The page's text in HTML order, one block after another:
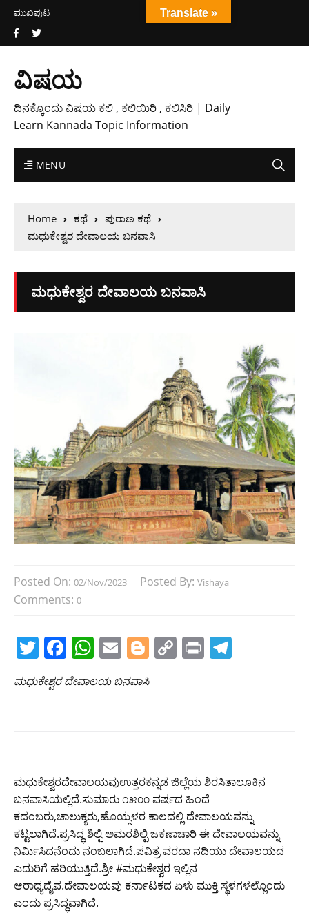
ಮುಖಪುಟ
ವಿಷಯ
ದಿನಕ್ಕೊಂದು ವಿಷಯ ಕಲಿ , ಕಲಿಯಿರಿ , ಕಲಿಸಿರಿ | Daily
Learn Kannada Topic Information
MENU
Home ಕಥೆ
ಪುರಾಣ ಕಥೆ
ಮಧುಕೇಶ್ವರ ದೇವಾಲಯ ಬನವಾಸಿ
ಮಧುಕೇಶ್ವರ ದೇವಾಲಯ ಬನವಾಸಿ
Posted On: 02/Nov/2023 Posted By: Vishaya
Comments: 0
T
w
itt
F
a
c
o
k
W
at
p
E
m
ai
Bl
g
C
k
Pr
ಮಧುಕೇಶ್ವರ ದೇವಾಲಯ ಬನವಾಸಿ
ಮಧುಕೇಶ್ವರದೇವಾಲಯವುಉತ್ತರಕನ್ನಡ ಜಿಲ್ಲೆಯ ಶಿರಸಿತಾಲೂಕಿನ
ಬನವಾಸಿಯಲ್ಲಿದೆ.ಸುಮಾರು ೧೫೦೦ ವರ್ಷದ ಹಿಂದೆ
ಕದಂಬರು,ಚಾಲುಕ್ಯರು,ಹೊಯ್ಸಳರ ಕಾಲದಲ್ಲಿ ದೇವಾಲಯವನ್ನು
ಕಟ್ಟಲಾಗಿದೆ.ಪ್ರಸಿದ್ಧ ಶಿಲ್ಪಿ ಅಮರಶಿಲ್ಪಿ ಜಕಣಾಚಾರಿ ಈ ದೇವಾಲಯವನ್ನು
ನಿರ್ಮಿಸಿದನೆಂದು ನಂಬಲಾಗಿದೆ.ಪವಿತ್ರ ವರದಾ ನದಿಯು ದೇವಾಲಯದ
ಎದುರಿಗೆ ಹರಿಯುತ್ತಿದೆ.ಶ್ರೀ #ಮಧುಕೇಶ್ವರ ಇಲ್ಲಿನ
ಆರಾಧ್ಯದೈವ.ದೇವಾಲಯವು ಕರ್ನಾಟಕದ ಏಳು ಮುಕ್ತಿ ಸ್ಥಳಗಳಲ್ಲೊಂದು
ಎಂದು ಪ್ರಸಿದ್ಧವಾಗಿದೆ.
Translate »